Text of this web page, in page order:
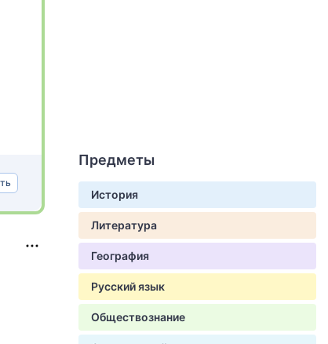
Предметы
История
Литература
География
Русский язык
Обществознание